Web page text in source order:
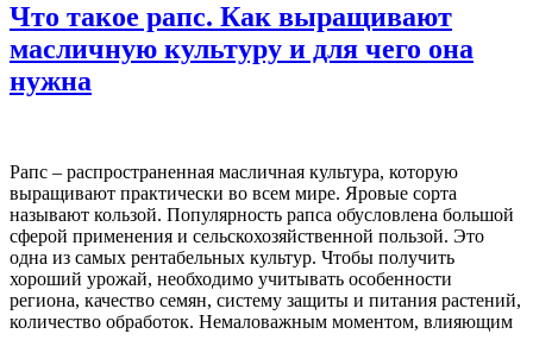
Что такое рапс. Как выращивают
масличную культуру и для чего она
нужна
Рапс – распространенная масличная культура, которую
выращивают практически во всем мире. Яровые сорта
называют кользой. Популярность рапса обусловлена большой
сферой применения и сельскохозяйственной пользой. Это
одна из самых рентабельных культур. Чтобы получить
хороший урожай, необходимо учитывать особенности
региона, качество семян, систему защиты и питания растений,
количество обработок. Немаловажным моментом, влияющим